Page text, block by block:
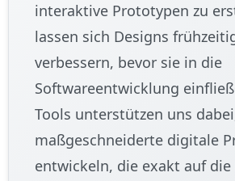
interaktive Prototypen zu
lassen sich Designs
verbessern, bevor sie in die
Softwareentwicklung
Tools unterstützen uns
maßgeschneiderte digitale
entwickeln, die exakt auf